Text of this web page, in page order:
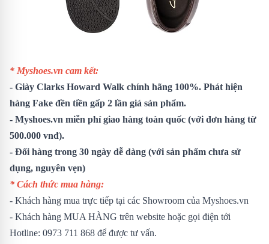
* Myshoes.vn cam kết:
- Giày Clarks Howard Walk chính hãng 100%. Phát hiện
hàng Fake đền tiền gấp 2 lần giá sản phẩm.
- Myshoes.vn miễn phí giao hàng toàn quốc (với đơn hàng từ
500.000 vnđ).
- Đổi hàng trong 30 ngày dễ dàng (với sản phẩm chưa sử
dụng, nguyên vẹn)
* Cách thức mua hàng:
- Khách hàng mua trực tiếp tại các Showroom của Myshoes.vn
- Khách hàng MUA HÀNG trên website hoặc gọi điện tới
Hotline: 0973 711 868 để được tư vấn.